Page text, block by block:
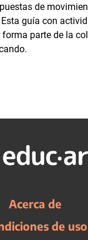
de
guía con
parte de la
Acerca de
de uso